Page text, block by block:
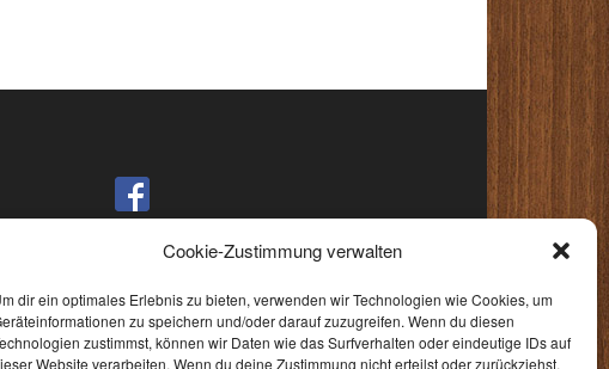
Cookie-Zustimmung verwalten
dir ein optimales Erlebnis zu bieten, verwenden wir Technologien wie Cookies, um
zu speichern und/oder darauf zuzugreifen. Wenn du diesen
zustimmst, können wir Daten wie das Surfverhalten oder eindeutige IDs auf
Website verarbeiten. Wenn du deine Zustimmung nicht erteilst oder zurückziehst,